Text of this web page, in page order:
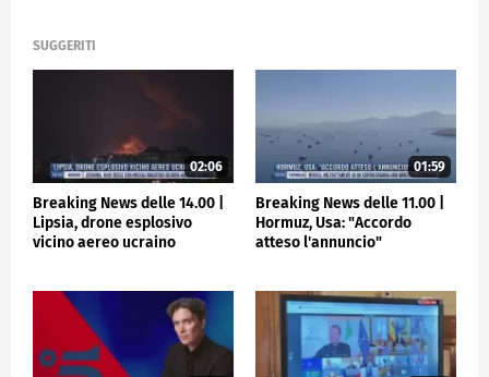
SUGGERITI
02:06
Breaking News delle 14.00 |
Lipsia, drone esplosivo
vicino aereo ucraino
01:59
Breaking News delle 11.00 |
Hormuz, Usa: "Accordo
atteso l'annuncio"